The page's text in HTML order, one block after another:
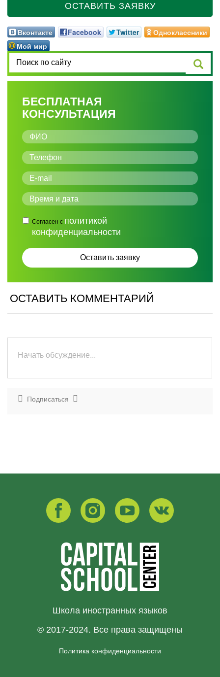
ОСТАВИТЬ ЗАЯВКУ
Вконтакте Facebook Twitter
Одноклассники
Мой мир
БЕСПЛАТНАЯ
КОНСУЛЬТАЦИЯ
Согласен с политикой
конфиденциальности
ОСТАВИТЬ КОММЕНТАРИЙ
Подписаться
Школа иностранных языков
© 2017-2024. Все права защищены
Политика конфиденциальности